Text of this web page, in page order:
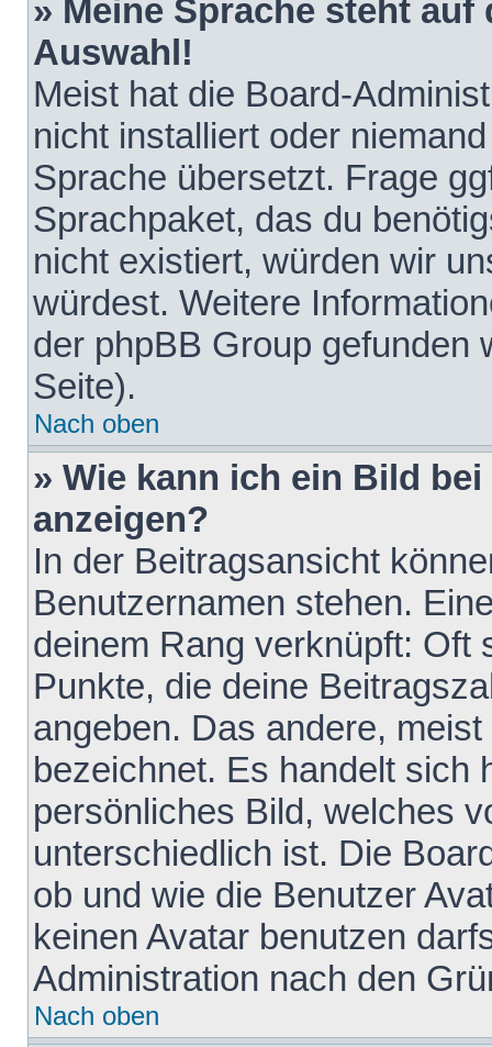
» Meine Sprache steht
Auswahl!
Meist hat die Board-
nicht installiert oder
Sprache übersetzt. Frage
Sprachpaket, das du
nicht existiert, würden wir
würdest. Weitere
der phpBB Group gefunden
Seite).
Nach oben
» Wie kann ich ein Bild
anzeigen?
In der Beitragsansicht
Benutzernamen stehen.
deinem Rang verknüpft: Oft
Punkte, die deine
angeben. Das andere,
bezeichnet. Es handelt sich
persönliches Bild, welches
unterschiedlich ist. Die
ob und wie die Benutzer
keinen Avatar benutzen
Administration nach den
Nach oben